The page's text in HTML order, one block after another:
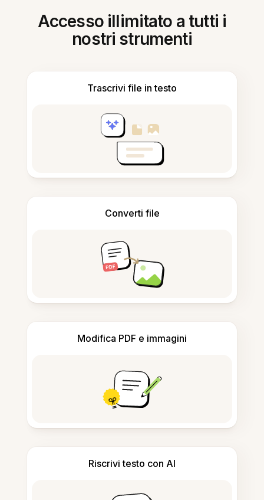
Accesso illimitato a tutti i
nostri strumenti
Trascrivi file in testo
Converti file
Modifica PDF e immagini
Riscrivi testo con AI